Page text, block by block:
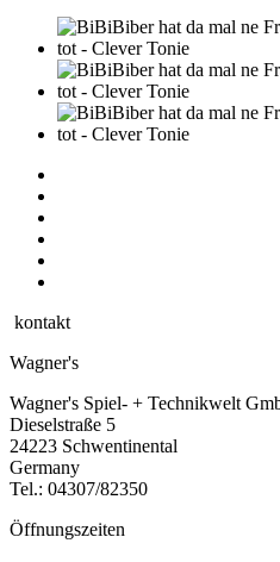
kontakt
Wagner's
Wagner's Spiel- + Technikwelt
Dieselstraße 5
24223 Schwentinental
Germany
Tel.: 04307/82350
Öffnungszeiten